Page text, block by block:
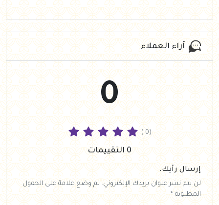
آراء العملاء
0
( 0)
0 التقييمات
إرسال رأيك.
لن يتم نشر عنوان بريدك الإلكتروني. تم وضع علامة على الحقول
المطلوبة *